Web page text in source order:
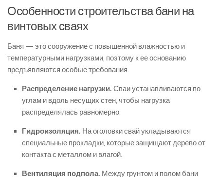
Особенности строительства бани на
винтовых сваях
Баня — это сооружение с повышенной влажностью и
температурными нагрузками, поэтому к ее основанию
предъявляются особые требования.
Распределение нагрузки. Сваи устанавливаются по
углам и вдоль несущих стен, чтобы нагрузка
распределялась равномерно.
Гидроизоляция. На оголовки свай укладываются
специальные прокладки, которые защищают дерево от
контакта с металлом и влагой.
Вентиляция подпола. Между грунтом и полом бани